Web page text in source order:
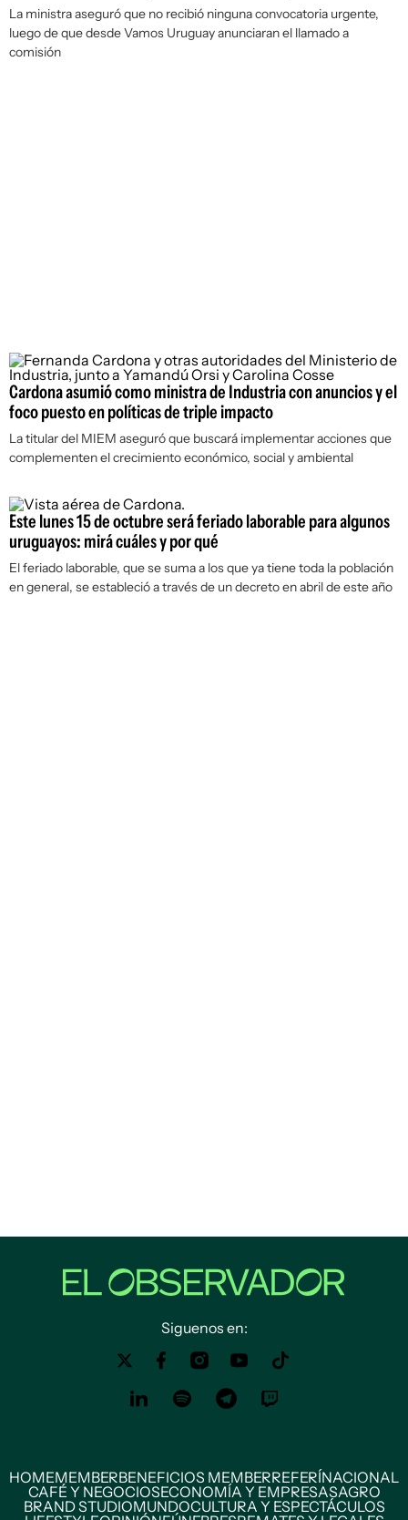
La ministra aseguró que no recibió ninguna convocatoria urgente,
luego de que desde Vamos Uruguay anunciaran el llamado a
comisión
Cardona asumió como ministra de Industria con anuncios y el
foco puesto en políticas de triple impacto
La titular del MIEM aseguró que buscará implementar acciones que
complementen el crecimiento económico, social y ambiental
Este lunes 15 de octubre será feriado laborable para algunos
uruguayos: mirá cuáles y por qué
El feriado laborable, que se suma a los que ya tiene toda la población
en general, se estableció a través de un decreto en abril de este año
Siguenos en:
HOMEMEMBERBENEFICIOS MEMBERREFERÍNACIONAL
CAFÉ Y NEGOCIOSECONOMÍA Y EMPRESASAGRO
BRAND STUDIOMUNDOCULTURA Y ESPECTÁCULOS